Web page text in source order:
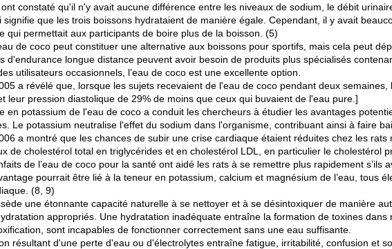
constaté qu'il n'y avait aucune différence entre les niveaux de sodium, le débit
signifie que les trois boissons hydrataient de manière égale. Cependant, il y avait
qui permettait aux participants de boire plus de la boisson. (5)
de coco peut constituer une alternative aux boissons pour sportifs, mais cela peut
d'endurance longue distance peuvent avoir besoin de produits plus spécialisés
utilisateurs occasionnels, l’eau de coco est une excellente option.
a révélé que, lorsque les sujets recevaient de l'eau de coco pendant deux
leur pression diastolique de 29% de moins que ceux qui buvaient de l'eau pure.]
en potassium de l'eau de coco a conduit les chercheurs à étudier les avantages
Le potassium neutralise l'effet du sodium dans l'organisme, contribuant ainsi à faire
a montré que les chances de subir une crise cardiaque étaient réduites chez les
de cholestérol total en triglycérides et en cholestérol LDL, en particulier le cholestérol
de l’eau de coco pour la santé ont aidé les rats à se remettre plus rapidement s’ils
pourrait être lié à la teneur en potassium, calcium et magnésium de l’eau, tous
(8, 9)
une étonnante capacité naturelle à se nettoyer et à se désintoxiquer de manière
appropriés. Une hydratation inadéquate entraîne la formation de toxines
sont incapables de fonctionner correctement sans une eau suffisante.
résultant d'une perte d'eau ou d'électrolytes entraîne fatigue, irritabilité, confusion et